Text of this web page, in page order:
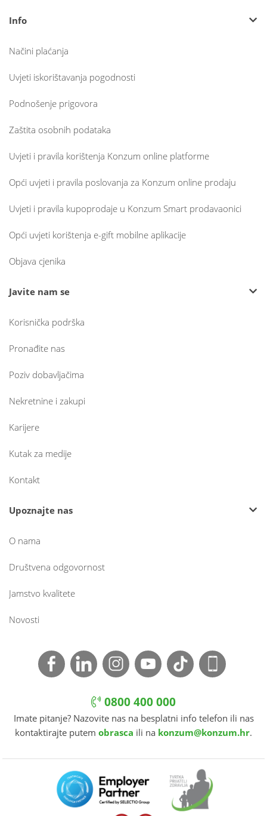
Info
Načini plaćanja
Uvjeti iskorištavanja pogodnosti
Podnošenje prigovora
Zaštita osobnih podataka
Uvjeti i pravila korištenja Konzum online platforme
Opći uvjeti i pravila poslovanja za Konzum online prodaju
Uvjeti i pravila kupoprodaje u Konzum Smart prodavaonici
Opći uvjeti korištenja e-gift mobilne aplikacije
Objava cjenika
Javite nam se
Korisnička podrška
Pronađite nas
Poziv dobavljačima
Nekretnine i zakupi
Karijere
Kutak za medije
Kontakt
Upoznajte nas
O nama
Društvena odgovornost
Jamstvo kvalitete
Novosti
0800 400 000
Imate pitanje? Nazovite nas na besplatni info telefon ili nas
kontaktirajte putem obrasca ili na konzum@konzum.hr.